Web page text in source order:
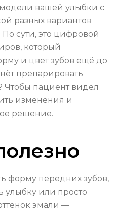
вашей улыбки с
разных вариантов
сути, это цифровой
который
и цвет зубов ещё до
препарировать
Чтобы пациент видел
изменения и
решение.
форму передних зубов,
улыбку или просто
эмали —